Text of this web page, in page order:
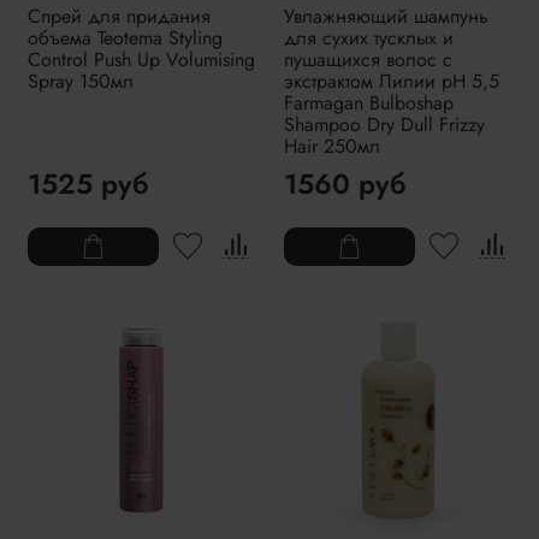
Спрей для придания
объема Teotema Styling
Control Push Up Volumising
Spray 150мл
1525 руб
Увлажняющий шампунь
для сухих тусклых и
пушащихся волос с
экстрактом Лилии pH 5,5
Farmagan Bulboshap
Shampoo Dry Dull Frizzy
Hair 250мл
1560 руб